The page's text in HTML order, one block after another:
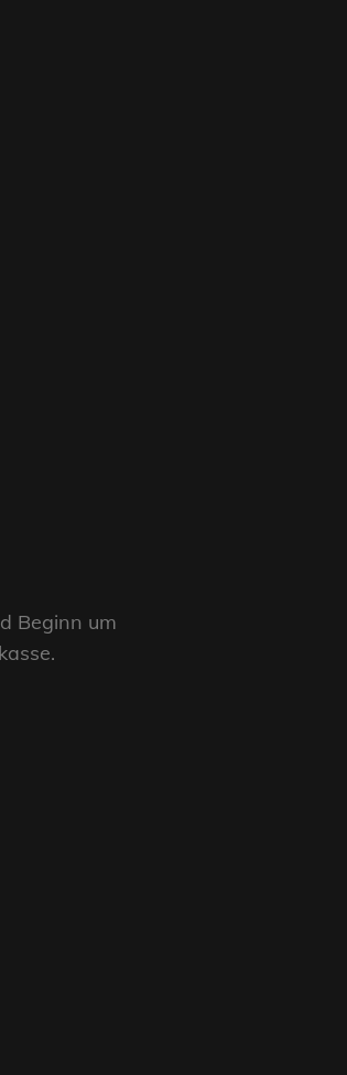
Beginn um